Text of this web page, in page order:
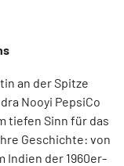
an der Spitze
Nooyi PepsiCo
tiefen Sinn für das
Geschichte: von
Indien der 1960er-